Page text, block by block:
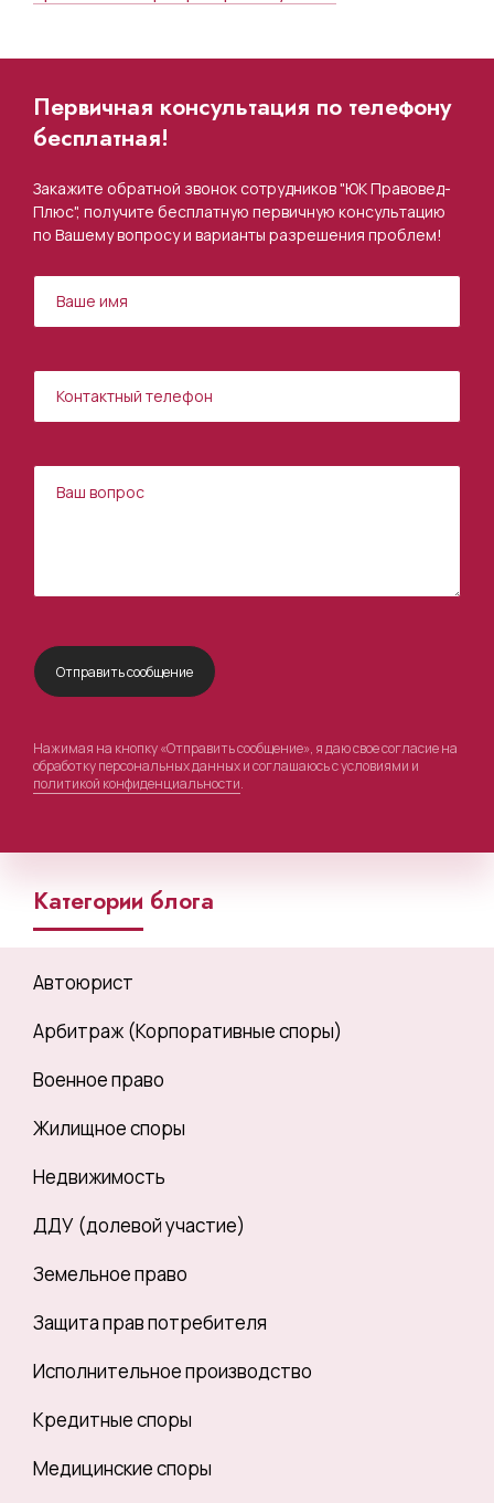
Первичная консультация по телефону
бесплатная!
Закажите обратной звонок сотрудников "ЮК Правовед-
Плюс", получите бесплатную первичную консультацию
по Вашему вопросу и варианты разрешения проблем!
Нажимая на кнопку «Отправить сообщение», я даю свое согласие на
обработку персональных данных и соглашаюсь с условиями и
политикой конфиденциальности.
Категории блога
Автоюрист
Арбитраж (Корпоративные споры)
Военное право
Жилищное споры
Недвижимость
ДДУ (долевой участие)
Земельное право
Защита прав потребителя
Исполнительное производство
Кредитные споры
Медицинские споры